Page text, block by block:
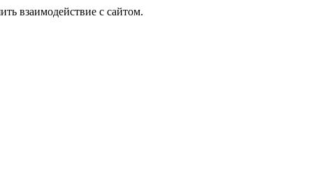
взаимодействие с сайтом.